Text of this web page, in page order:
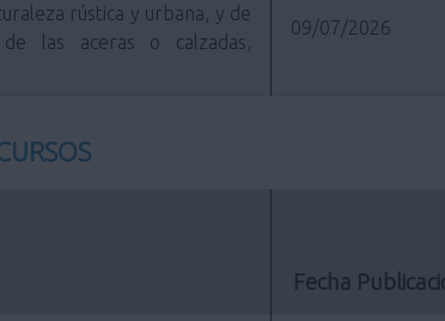
rústica y urbana, y de
las aceras o calzadas,
09/07/2026
Fecha